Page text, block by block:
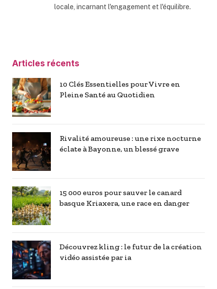
locale, incarnant l'engagement et l'équilibre.
Articles récents
10 Clés Essentielles pour Vivre en
Pleine Santé au Quotidien
Rivalité amoureuse : une rixe nocturne
éclate à Bayonne, un blessé grave
15 000 euros pour sauver le canard
basque Kriaxera, une race en danger
Découvrez kling : le futur de la création
vidéo assistée par ia